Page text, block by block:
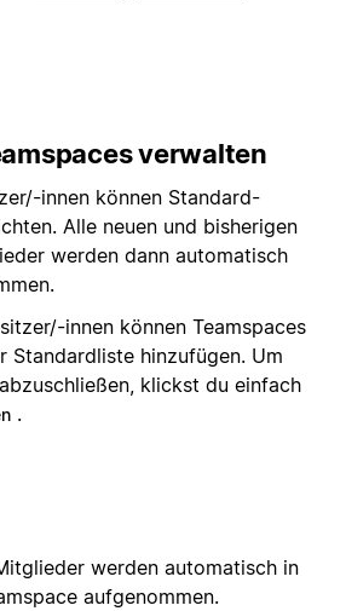
verwalten
innen können Standard-
Alle neuen und bisherigen
werden dann automatisch
innen können Teamspaces
Standardliste hinzufügen. Um
klickst du einfach
.
werden automatisch in
aufgenommen.